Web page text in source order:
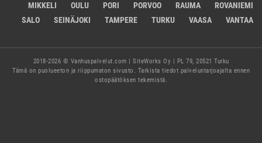
MIKKELI
OULU PORI PORVOO RAUMA
ROVANIEMI
SALO
SEINÄJOKI TAMPERE TURKU VAASA VANTAA
2018-2026 © Vanhuspalvelut.com | SiteWorks Oy | PL 79, 20521 Turku
Tämä on puolueeton ja riippumaton sivusto. Tarkista tiedot palveluntarjoajalta ennen
ostopäätöksen tekemistä.